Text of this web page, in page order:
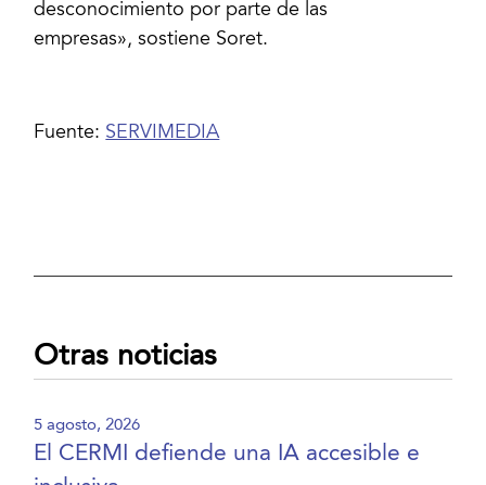
desconocimiento por parte de las
empresas», sostiene Soret.
Fuente: SERVIMEDIA
Otras noticias
5 agosto, 2026
El CERMI defiende una IA accesible e